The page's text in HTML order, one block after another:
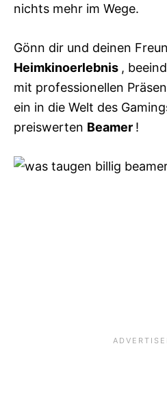
nichts mehr im Wege.
Gönn dir und deinen
Heimkinoerlebnis ,
mit professionellen
ein in die Welt des
preiswerten Beamer !